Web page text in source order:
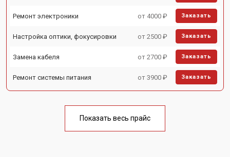
Ремонт электроники от 4000 ₽ Заказать
Настройка оптики, фокусировки от 2500 ₽ Заказать
Замена кабеля от 2700 ₽ Заказать
Ремонт системы питания от 3900 ₽ Заказать
Показать весь прайс